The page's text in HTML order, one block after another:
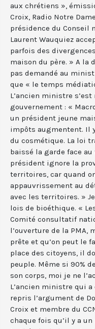
aux chrétiens »,
Croix, Radio Notre
présidence du Conseil
Laurent Wauquiez
parfois des
maison du père. » A la
pas demandé au
que « le temps
L’ancien ministre
gouvernement : «
un président jeune
impôts augmentent. Il
du cosmétique. La loi
baissé la garde face
président ignore la
territoires, car quand
appauvrissement au
avec les territoires. »
lois de bioéthique. «
Comité consultatif
l’ouverture de la PMA,
prête et qu’on peut le
place des citoyens, il
peuple. Même si 90%
son corps, moi je ne
L’ancien ministre qui
repris l’argument de
Croix et membre du
chaque fois qu’il y a